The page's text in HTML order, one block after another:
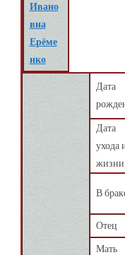
Ивано
вна
Ерёме
нко
Дата
Дата
ухода
жизни
В
Отец
Мать